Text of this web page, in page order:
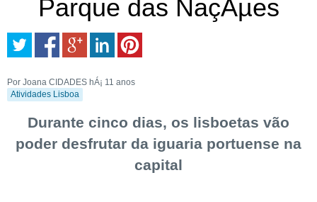
Parque das NaçÃµes
Por Joana CIDADES hÁ¡ 11 anos
Atividades Lisboa
Durante cinco dias, os lisboetas vão
poder desfrutar da iguaria portuense na
capital